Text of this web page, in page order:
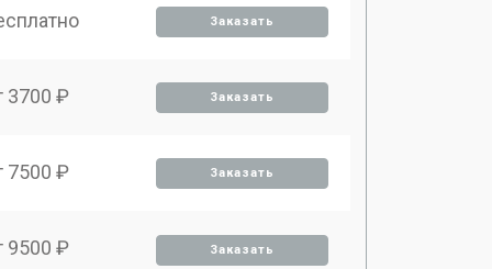
Заказать
3700 ₽ Заказать
7500 ₽ Заказать
9500 ₽ Заказать